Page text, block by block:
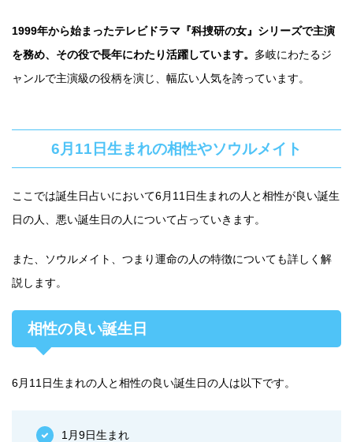
1999年から始まったテレビドラマ『科捜研の女』シリーズで主演
を務め、その役で長年にわたり活躍しています。 多岐にわたるジ
ャンルで主演級の役柄を演じ、幅広い人気を誇っています。
6月11日生まれの相性やソウルメイト
ここでは誕生日占いにおいて6月11日生まれの人と相性が良い誕生
日の人、悪い誕生日の人について占っていきます。
また、ソウルメイト、つまり運命の人の特徴についても詳しく解
説します。
相性の良い誕生日
6月11日生まれの人と相性の良い誕生日の人は以下です。
1月9日生まれ